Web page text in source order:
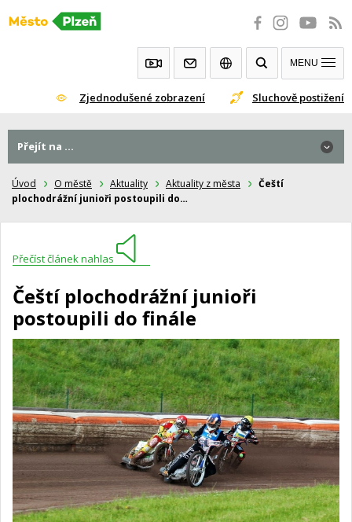
Přeskočit
Zjednodušené zobrazení Sluchově postižení
MENU
Úvod O městě Aktuality Aktuality z města
Čeští
plochodrážní junioři postoupili do…
Přečíst článek nahlas
Čeští plochodrážní junioři
postoupili do finále
Přejít na ...